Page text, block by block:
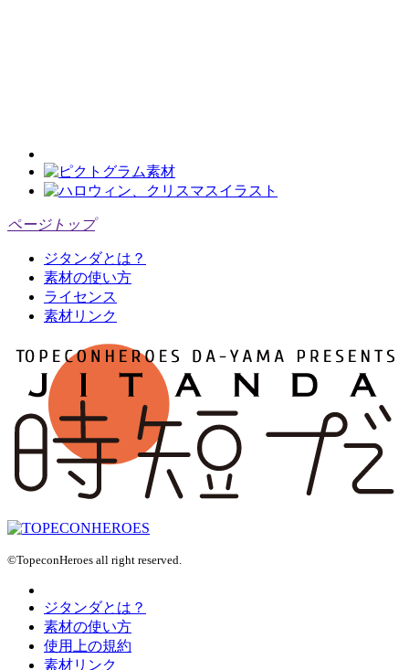
ページトップ
ジタンダとは？
素材の使い方
ライセンス
素材リンク
©TopeconHeroes all right reserved.
ジタンダとは？
素材の使い方
使用上の規約
素材リンク